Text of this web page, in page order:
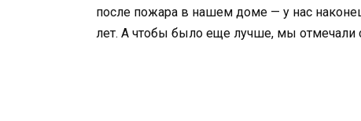
после пожара в нашем доме — у нас
лет. А чтобы было еще лучше, мы